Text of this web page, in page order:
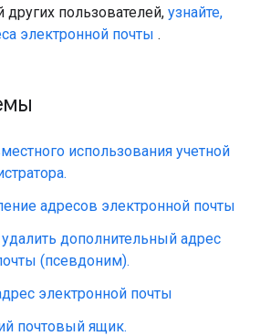
других пользователей, узнайте,
электронной почты .
использования учетной
адресов электронной почты
дополнительный адрес
(псевдоним).
электронной почты
почтовый ящик.